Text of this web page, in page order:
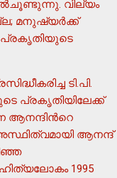
വില്യം
പ്രകൃതിയുടെ
ടി.പി.
ആനന്ദിന്‍റെ
ആനന്ദ്
1995